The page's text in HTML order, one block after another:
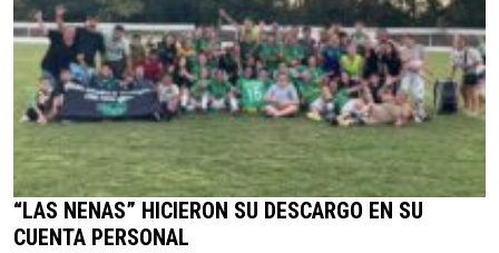
“LAS NENAS” HICIERON SU DESCARGO EN SU
CUENTA PERSONAL